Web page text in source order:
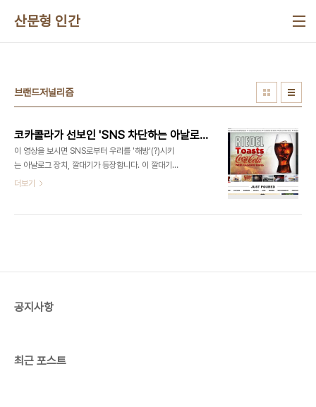
산문형 인간
브랜드저널리즘
코카콜라가 선보인 'SNS 차단하는 아날로그 장치'
이 영상을 보시면 SNS로부터 우리를 '해방'(?)시키
는 아날로그 장치, 깔대기가 등장합니다. 이 깔대기를
착용하면 비로소 주변의 사람들이, 주변의 경관이 눈
이는 곳이 코카콜라인데요. 2012년 코카콜라는 디
더보기
공지사항
최근 포스트